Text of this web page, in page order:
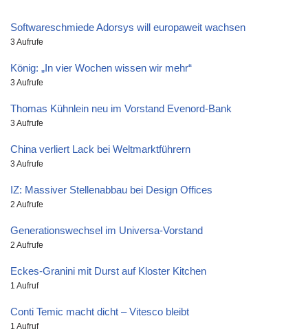
Softwareschmiede Adorsys will europaweit wachsen
3 Aufrufe
König: „In vier Wochen wissen wir mehr“
3 Aufrufe
Thomas Kühnlein neu im Vorstand Evenord-Bank
3 Aufrufe
China verliert Lack bei Weltmarktführern
3 Aufrufe
IZ: Massiver Stellenabbau bei Design Offices
2 Aufrufe
Generationswechsel im Universa-Vorstand
2 Aufrufe
Eckes-Granini mit Durst auf Kloster Kitchen
1 Aufruf
Conti Temic macht dicht – Vitesco bleibt
1 Aufruf